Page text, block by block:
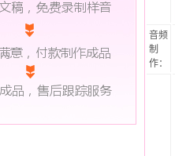
音频
制
作：